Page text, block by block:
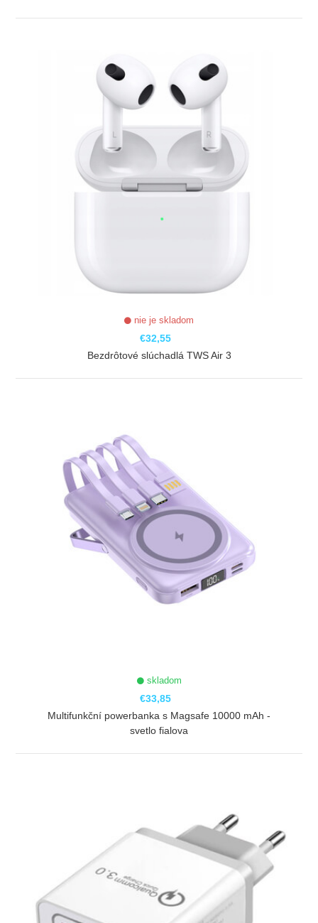
nie je skladom
€32,55
Bezdrôtové slúchadlá TWS Air 3
skladom
€33,85
Multifunkční powerbanka s Magsafe 10000 mAh -
svetlo fialova